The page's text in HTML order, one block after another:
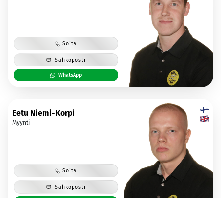
Soita
Sähköposti
WhatsApp
Eetu Niemi-Korpi
Myynti
Soita
Sähköposti